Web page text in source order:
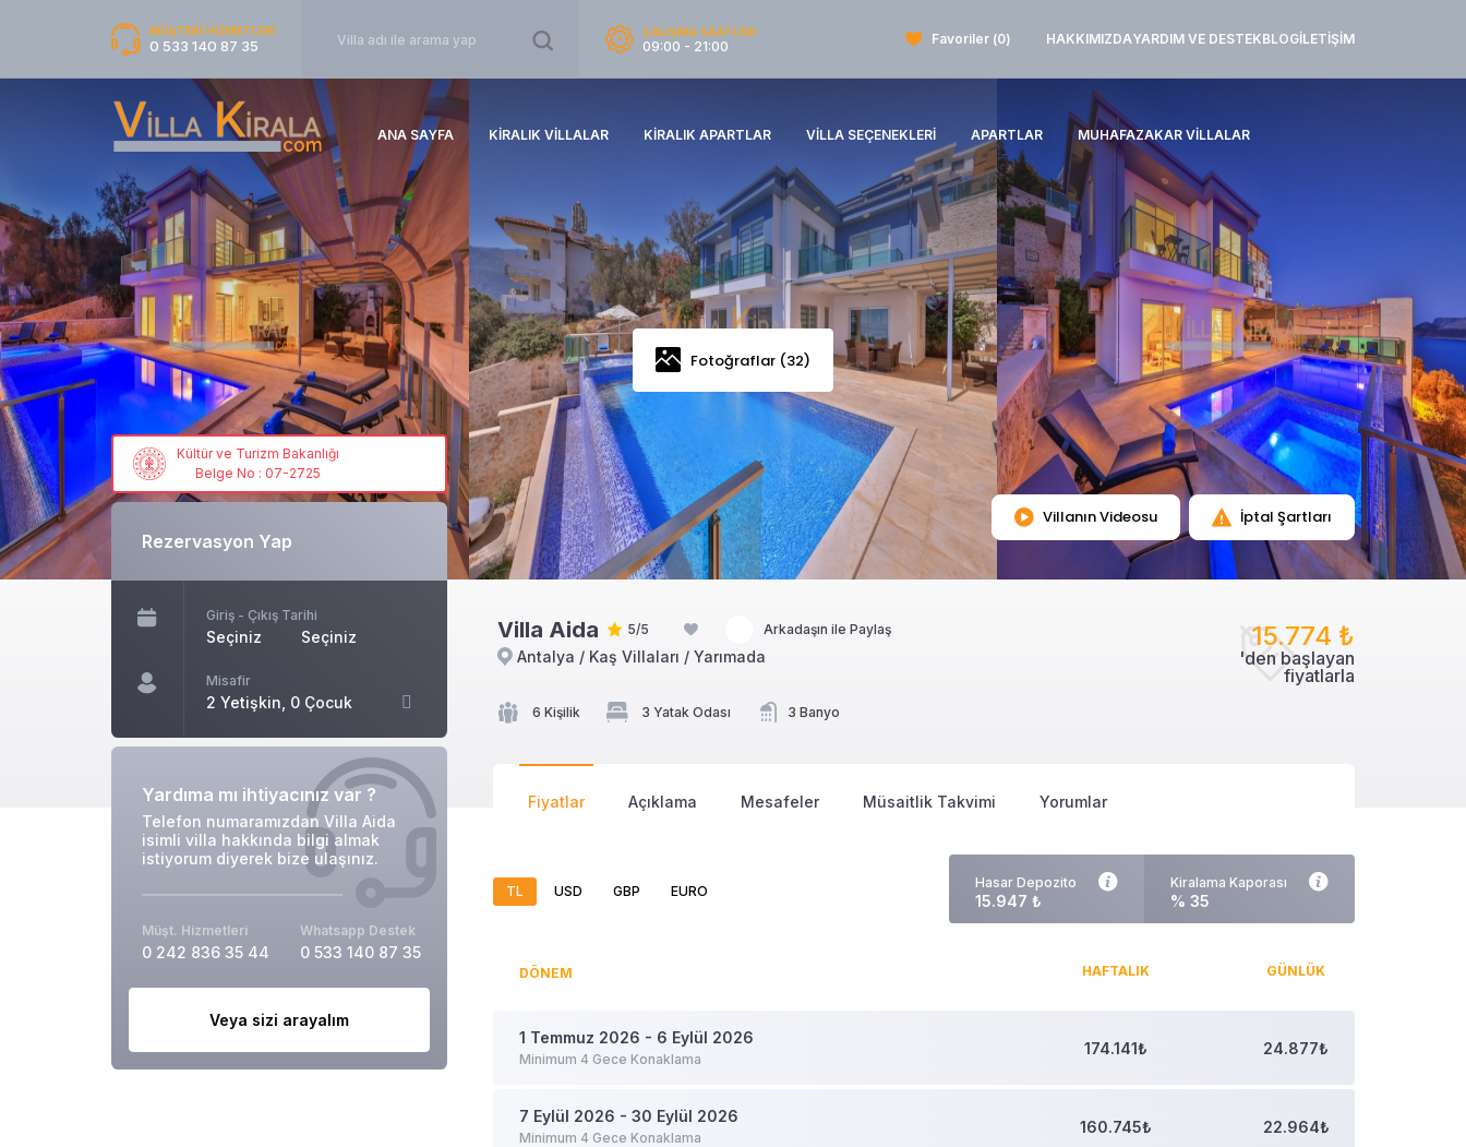
MÜŞTERİ HİZMETLERİ
0 533 140 87 35
ÇALIŞMA SAATLERİ
09:00 - 21:00 Favoriler (0) HAKKIMIZDAYARDIM VE DESTEKBLOGİLETIŞIM
ANA SAYFA KIRALIK VILLALAR KIRALIK APARTLAR VILLA SEÇENEKLERI APARTLAR MUHAFAZAKAR VILLALAR
Fotoğraflar (32)
Villanın Videosu İptal Şartları
Kültür ve Turizm Bakanlığı
Belge No : 07-2725
Rezervasyon Yap
Giriş - Çıkış Tarihi
Seçiniz Seçiniz
Misafir
2 Yetişkin, 0 Çocuk
Yardıma mı ihtiyacınız var ?
Telefon numaramızdan Villa Aida
isimli villa hakkında bilgi almak
istiyorum diyerek bize ulaşınız.
Müşt. Hizmetleri
0 242 836 35 44
Whatsapp Destek
0 533 140 87 35
Veya sizi arayalım
Villa Aida 5/5 Arkadaşın ile Paylaş
Antalya / Kaş Villaları / Yarımada
15.774 ₺
'den başlayan
fiyatlarla
6 Kişilik 3 Yatak Odası 3 Banyo
Fiyatlar Açıklama Mesafeler Müsaitlik Takvimi Yorumlar
TL USD GBP EURO
Hasar Depozito
15.947 ₺
Kiralama Kaporası
% 35
DÖNEM HAFTALIK GÜNLÜK
1 Temmuz 2026 - 6 Eylül 2026
Minimum 4 Gece Konaklama
174.141₺ 24.877₺
7 Eylül 2026 - 30 Eylül 2026
Minimum 4 Gece Konaklama
160.745₺ 22.964₺